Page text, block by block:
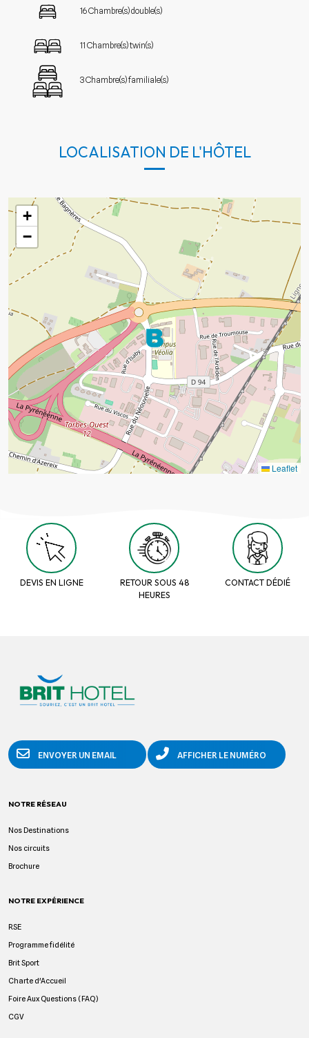
16 Chambre(s) double(s)
11 Chambre(s) twin(s)
3 Chambre(s) familiale(s)
LOCALISATION DE L'HÔTEL
+
−
Leaflet
DEVIS EN LIGNE
RETOUR SOUS 48
HEURES
CONTACT DÉDIÉ
ENVOYER UN EMAIL AFFICHER LE NUMÉRO
NOTRE RÉSEAU
Nos Destinations
Nos circuits
Brochure
NOTRE EXPÉRIENCE
RSE
Programme fidélité
Brit Sport
Charte d'Accueil
Foire Aux Questions (FAQ)
CGV